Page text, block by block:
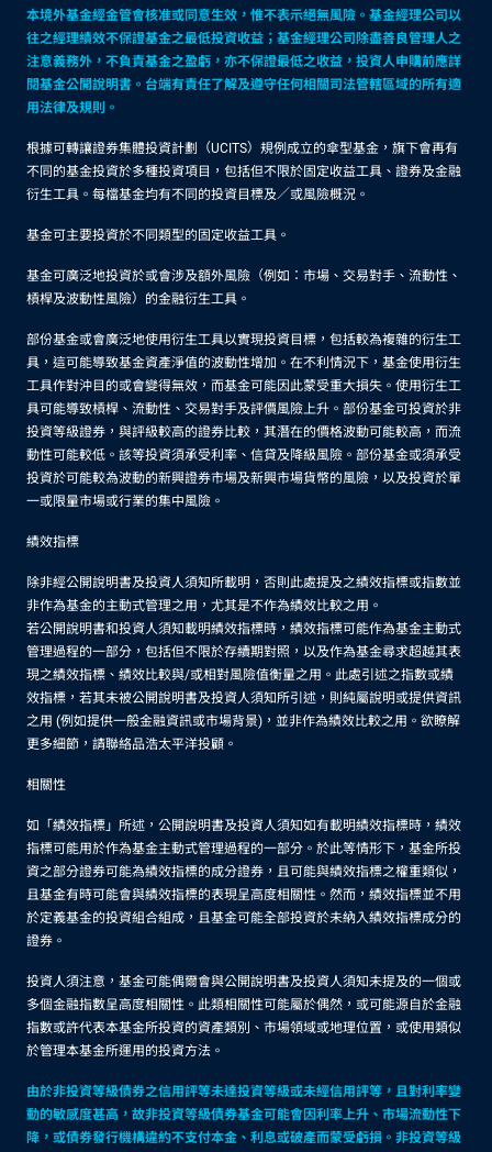
本境外基金經金管會核准或同意生效，惟不表示絕無風險。基金經理公司以
往之經理績效不保證基金之最低投資收益；基金經理公司除盡善良管理人之
注意義務外，不負責基金之盈虧，亦不保證最低之收益，投資人申購前應詳
閱基金公開說明書。台端有責任了解及遵守任何相關司法管轄區域的所有適
用法律及規則。
根據可轉讓證券集體投資計劃（UCITS）規例成立的傘型基金，旗下會再有
不同的基金投資於多種投資項目，包括但不限於固定收益工具、證券及金融
衍生工具。每檔基金均有不同的投資目標及／或風險概況。
基金可主要投資於不同類型的固定收益工具。
基金可廣泛地投資於或會涉及額外風險（例如：市場、交易對手、流動性、
槓桿及波動性風險）的金融衍生工具。
部份基金或會廣泛地使用衍生工具以實現投資目標，包括較為複雜的衍生工
具，這可能導致基金資產淨值的波動性增加。在不利情況下，基金使用衍生
工具作對沖目的或會變得無效，而基金可能因此蒙受重大損失。使用衍生工
具可能導致槓桿、流動性、交易對手及評價風險上升。部份基金可投資於非
投資等級證券，與評級較高的證券比較，其潛在的價格波動可能較高，而流
動性可能較低。該等投資須承受利率、信貸及降級風險。部份基金或須承受
投資於可能較為波動的新興證券市場及新興市場貨幣的風險，以及投資於單
一或限量市場或行業的集中風險。
績效指標
除非經公開說明書及投資人須知所載明，否則此處提及之績效指標或指數並
非作為基金的主動式管理之用，尤其是不作為績效比較之用。
若公開說明書和投資人須知載明績效指標時，績效指標可能作為基金主動式
管理過程的一部分，包括但不限於存續期對照，以及作為基金尋求超越其表
現之績效指標、績效比較與/或相對風險值衡量之用。此處引述之指數或績
效指標，若其未被公開說明書及投資人須知所引述，則純屬說明或提供資訊
之用 (例如提供一般金融資訊或市場背景)，並非作為績效比較之用。欲瞭解
更多細節，請聯絡品浩太平洋投顧。
相關性
如「績效指標」所述，公開說明書及投資人須知如有載明績效指標時，績效
指標可能用於作為基金主動式管理過程的一部分。於此等情形下，基金所投
資之部分證券可能為績效指標的成分證券，且可能與績效指標之權重類似，
且基金有時可能會與績效指標的表現呈高度相關性。然而，績效指標並不用
於定義基金的投資組合組成，且基金可能全部投資於未納入績效指標成分的
證券。
投資人須注意，基金可能偶爾會與公開說明書及投資人須知未提及的一個或
多個金融指數呈高度相關性。此類相關性可能屬於偶然，或可能源自於金融
指數或許代表本基金所投資的資產類別、市場領域或地理位置，或使用類似
於管理本基金所運用的投資方法。
由於非投資等級債券之信用評等未達投資等級或未經信用評等，且對利率變
動的敏感度甚高，故非投資等級債券基金可能會因利率上升、市場流動性下
降，或債券發行機構違約不支付本金、利息或破產而蒙受虧損。非投資等級